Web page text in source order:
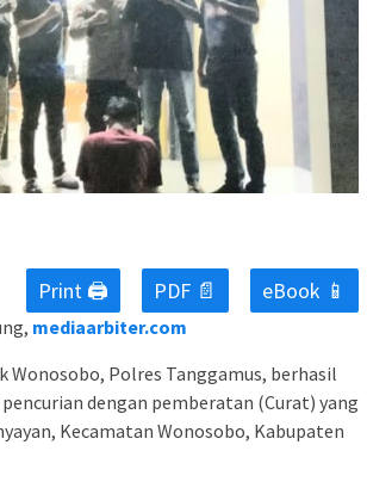
Print 🖨 PDF 📄 eBook 📱
mediaarbiter.com
Wonosobo, Polres Tanggamus, berhasil
dengan pemberatan (Curat) yang
Kecamatan Wonosobo, Kabupaten